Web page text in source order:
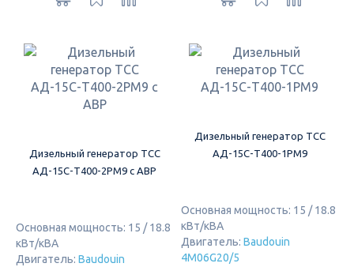
Дизельный генератор ТСС
АД-15С-Т400-2РМ9 c АВР
Основная мощность: 15 / 18.8
кВт/кВА
Двигатель: Baudouin
Дизельный генератор ТСС
АД-15С-Т400-1РМ9
Основная мощность: 15 / 18.8
кВт/кВА
Двигатель: Baudouin
4M06G20/5